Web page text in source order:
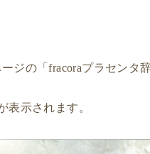
ジの「fracoraプラセンタ
示されます。